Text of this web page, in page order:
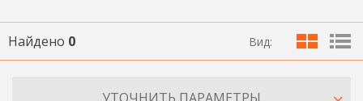
Найдено 0 Вид: